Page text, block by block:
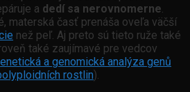
a dedí sa nerovnomerne.
materská časť prenáša oveľa väčší
než peľ. Aj preto sú tieto ruže také
také zaujímavé pre vedcov
a genomická analýza genů
rostlin).